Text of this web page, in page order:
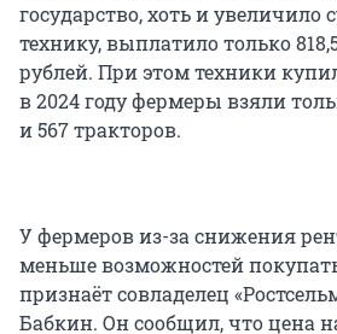
государство, хоть и увеличило
технику, выплатило только
рублей. При этом техники
в 2024 годуфермеры взяли
и567 тракторов.
У фермеров из-за снижения
меньше возможностей
признаёт совладелец
Бабкин. Он сообщил, что цена